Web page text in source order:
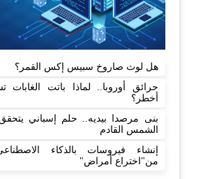
هل لوث صاروخ سبيس إكس القمر؟
حرائق أوروبا.. لماذا باتت الغابات
أخطر؟
بنى مرصدا بيديه.. حلم إسباني
الشمس القادم
إنشاء فيروسات بالذكاء
من"اختراع أمراض"